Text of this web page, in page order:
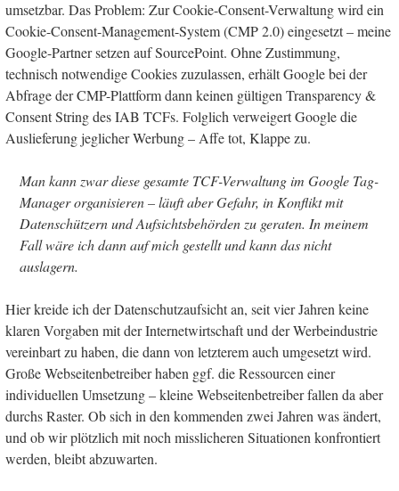
umsetzbar. Das Problem: Zur Cookie-Consent-Verwaltung wird ein
Cookie-Consent-Management-System (CMP 2.0) eingesetzt – meine
Google-Partner setzen auf SourcePoint. Ohne Zustimmung,
technisch notwendige Cookies zuzulassen, erhält Google bei der
Abfrage der CMP-Plattform dann keinen gültigen Transparency &
Consent String des IAB TCFs. Folglich verweigert Google die
Auslieferung jeglicher Werbung – Affe tot, Klappe zu.
Man kann zwar diese gesamte TCF-Verwaltung im Google Tag-
Manager organisieren – läuft aber Gefahr, in Konflikt mit
Datenschützern und Aufsichtsbehörden zu geraten. In meinem
Fall wäre ich dann auf mich gestellt und kann das nicht
auslagern.
Hier kreide ich der Datenschutzaufsicht an, seit vier Jahren keine
klaren Vorgaben mit der Internetwirtschaft und der Werbeindustrie
vereinbart zu haben, die dann von letzterem auch umgesetzt wird.
Große Webseitenbetreiber haben ggf. die Ressourcen einer
individuellen Umsetzung – kleine Webseitenbetreiber fallen da aber
durchs Raster. Ob sich in den kommenden zwei Jahren was ändert,
und ob wir plötzlich mit noch misslicheren Situationen konfrontiert
werden, bleibt abzuwarten.